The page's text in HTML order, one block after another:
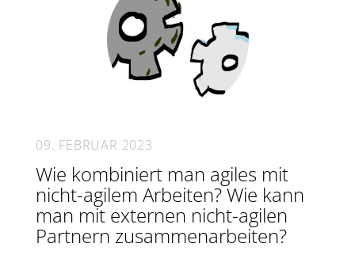
09. FEBRUAR 2023
Wie kombiniert man agiles mit
nicht-agilem Arbeiten? Wie kann
man mit externen nicht-agilen
Partnern zusammenarbeiten?